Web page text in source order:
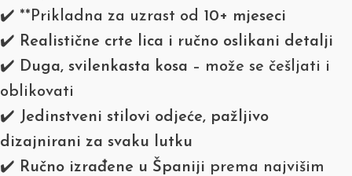
✔️ **Prikladna za uzrast od 10+ mjeseci
✔️ Realistične crte lica i ručno oslikani detalji
✔️ Duga, svilenkasta kosa – može se češljati i
oblikovati
✔️ Jedinstveni stilovi odjeće, pažljivo
dizajnirani za svaku lutku
✔️ Ručno izrađene u Španiji prema najvišim